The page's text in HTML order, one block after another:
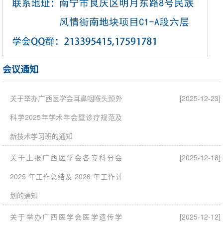
会议通知
关于举办广西医学会耳鼻咽喉头颈外
科学2025年学术年会暨诊疗规范及
新技术学习班的通知
[2025-12-23]
关于上报广西医学会各专科分会
2025 年工作总结及 2026 年工作计
划的通知
[2025-12-18]
关于举办广西医学会医学遗传学
[2025-12-12]